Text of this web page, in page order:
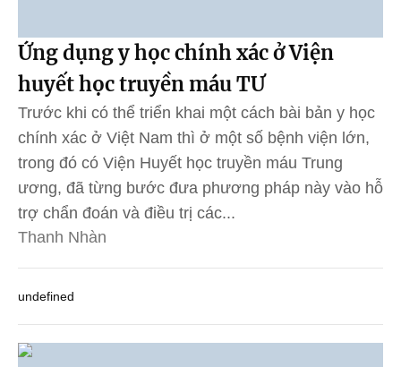
Ứng dụng y học chính xác ở Viện
huyết học truyền máu TƯ
Trước khi có thể triển khai một cách bài bản y học
chính xác ở Việt Nam thì ở một số bệnh viện lớn,
trong đó có Viện Huyết học truyền máu Trung
ương, đã từng bước đưa phương pháp này vào hỗ
trợ chẩn đoán và điều trị các...
Thanh Nhàn
undefined